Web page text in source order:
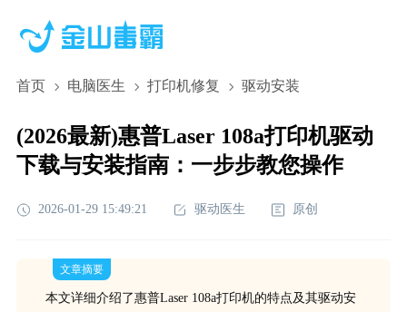
首页 电脑医生 打印机修复 驱动安装
(2026最新)惠普Laser 108a打印机驱动
下载与安装指南：一步步教您操作
2026-01-29 15:49:21 驱动医生 原创
文章摘要
本文详细介绍了惠普Laser 108a打印机的特点及其驱动安